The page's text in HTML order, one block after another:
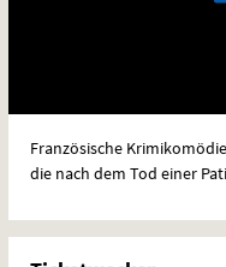
Französische
die nach dem Tod einer